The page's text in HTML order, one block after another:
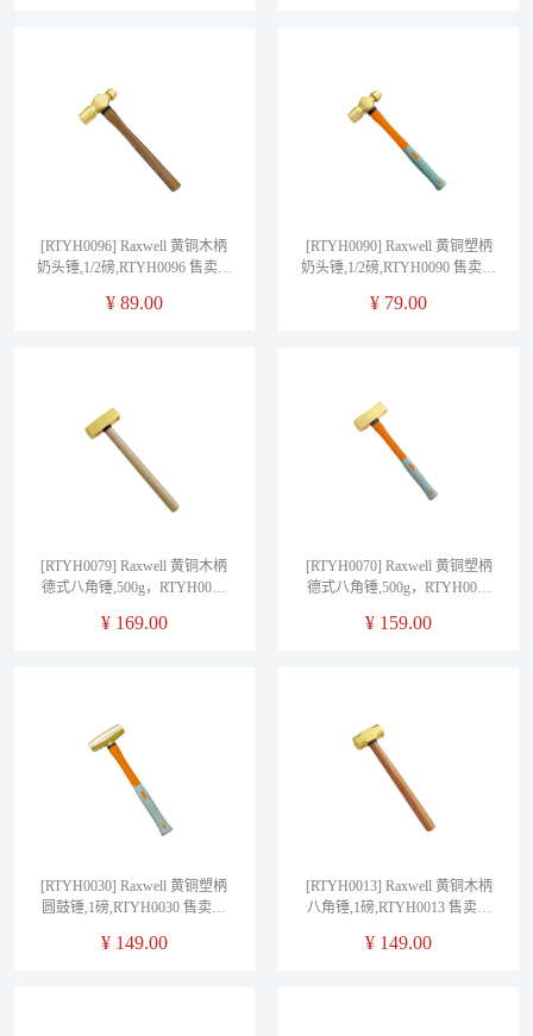
[RTYH0096] Raxwell 黄铜木柄
奶头锤,1/2磅,RTYH0096 售卖规
¥ 89.00
[RTYH0090] Raxwell 黄铜塑柄
奶头锤,1/2磅,RTYH0090 售卖规
¥ 79.00
[RTYH0079] Raxwell 黄铜木柄
德式八角锤,500g，RTYH0079
¥ 169.00
[RTYH0070] Raxwell 黄铜塑柄
德式八角锤,500g，RTYH0070
¥ 159.00
[RTYH0030] Raxwell 黄铜塑柄
圆鼓锤,1磅,RTYH0030 售卖规
¥ 149.00
[RTYH0013] Raxwell 黄铜木柄
八角锤,1磅,RTYH0013 售卖规
¥ 149.00